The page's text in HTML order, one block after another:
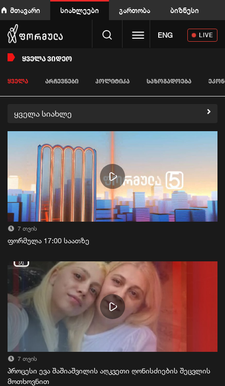
მთავარი სიახლეები გართობა ბიზნესი
Toggle navigation
ENG LIVE
ᲧᲕᲔᲚᲐ ᲕᲘᲓᲔᲝ
ᲧᲕᲔᲚᲐ ᲐᲠᲩᲔᲕᲜᲔᲑᲘ ᲞᲝᲚᲘᲢᲘᲙᲐ ᲡᲐᲖᲝᲒᲐᲓᲝᲔᲑᲐ
ყველა სიახლე
7 თვის
ფორმულა 17:00 საათზე
7 თვის
პროცესი ევა შაშიაშვილის აღკვეთი ღონისძიების შეცვლის
მოთხოვნით